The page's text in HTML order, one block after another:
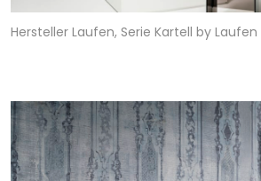
Hersteller Laufen, Serie Kartell by Laufen